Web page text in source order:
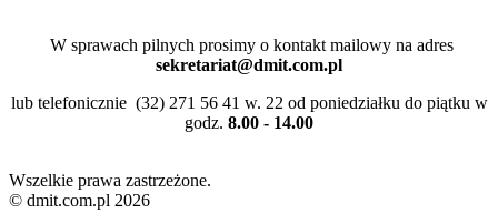
W sprawach pilnych prosimy o kontakt mailowy na adres
sekretariat@dmit.com.pl
lub telefonicznie (32) 271 56 41 w. 22 od poniedziałku do piątku w
godz. 8.00 - 14.00
Wszelkie prawa zastrzeżone.
© dmit.com.pl 2026